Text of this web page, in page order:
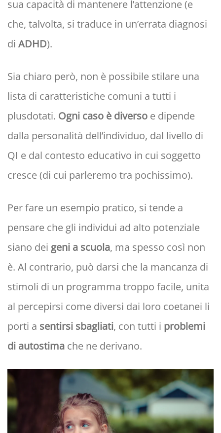
sua capacità di mantenere l’attenzione (e
che, talvolta, si traduce in un’errata diagnosi
di ADHD).
Sia chiaro però, non è possibile stilare una
lista di caratteristiche comuni a tutti i
plusdotati. Ogni caso è diverso e dipende
dalla personalità dell’individuo, dal livello di
QI e dal contesto educativo in cui soggetto
cresce (di cui parleremo tra pochissimo).
Per fare un esempio pratico, si tende a
pensare che gli individui ad alto potenziale
siano dei geni a scuola, ma spesso così non
è. Al contrario, può darsi che la mancanza di
stimoli di un programma troppo facile, unita
al percepirsi come diversi dai loro coetanei li
porti a sentirsi sbagliati, con tutti i problemi
di autostima che ne derivano.